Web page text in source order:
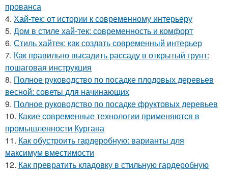
прованса
4. Хай-тек: от истории к современному интерьеру
5. Дом в стиле хай-тек: современность и комфорт
6. Стиль хайтек: как создать современный интерьер
7. Как правильно высадить рассаду в открытый грунт:
пошаговая инструкция
8. Полное руководство по посадке плодовых деревьев
весной: советы для начинающих
9. Полное руководство по посадке фруктовых деревьев
10. Какие современные технологии применяются в
промышленности Кургана
11. Как обустроить гардеробную: варианты для
максимум вместимости
12. Как превратить кладовку в стильную гардеробную